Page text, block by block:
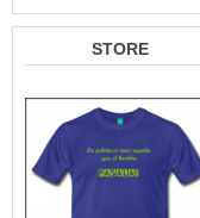
STORE